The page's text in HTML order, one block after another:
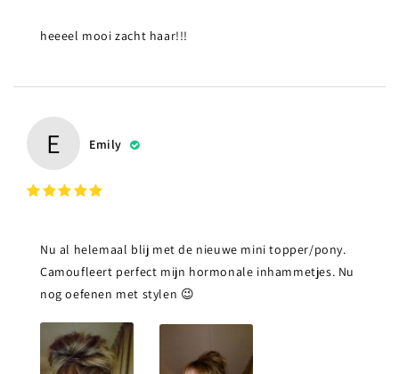
heeeel mooi zacht haar!!!
E Emily
Nu al helemaal blij met de nieuwe mini topper/pony.
Camoufleert perfect mijn hormonale inhammetjes. Nu
nog oefenen met stylen 😉